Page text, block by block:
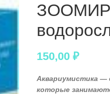
ЗООМИР
150,00₽
Аквариумистика —
которые